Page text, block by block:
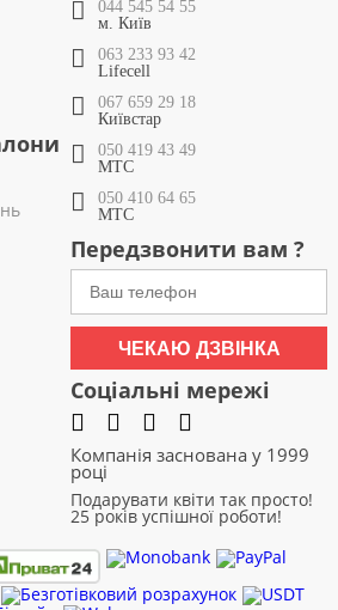
044 545 54 55
м. Київ
063 233 93 42
Lifecell
067 659 29 18
Київстар
050 419 43 49
МТС
050 410 64 65
МТС
Передзвонити вам ?
ЧЕКАЮ ДЗВІНКА
Соціальні мережі
Компанія заснована у 1999
році
Подарувати квіти так просто!
25 років успішної роботи!